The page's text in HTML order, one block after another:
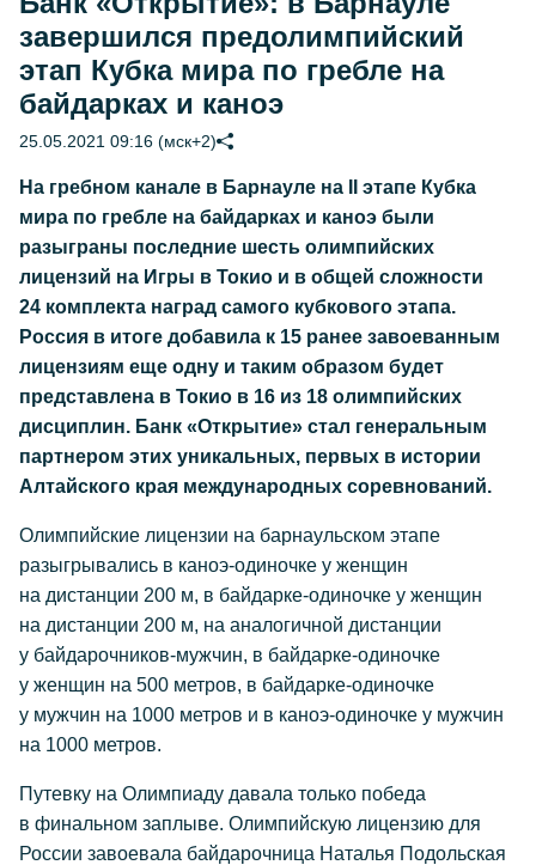
завершился предолимпийский
этап Кубка мира по гребле на
байдарках и каноэ
25.05.2021 09:16 (мск+2)
На гребном канале в Барнауле на II этапе Кубка
мира по гребле на байдарках и каноэ были
разыграны последние шесть олимпийских
лицензий на Игры в Токио и в общей сложности
24 комплекта наград самого кубкового этапа.
Россия в итоге добавила к 15 ранее завоеванным
лицензиям еще одну и таким образом будет
представлена в Токио в 16 из 18 олимпийских
дисциплин. Банк «Открытие» стал генеральным
партнером этих уникальных, первых в истории
Алтайского края международных соревнований.
Олимпийские лицензии на барнаульском этапе
разыгрывались в каноэ-одиночке у женщин
на дистанции 200 м, в байдарке-одиночке у женщин
на дистанции 200 м, на аналогичной дистанции
у байдарочников-мужчин, в байдарке-одиночке
у женщин на 500 метров, в байдарке-одиночке
у мужчин на 1000 метров и в каноэ-одиночке у мужчин
на 1000 метров.
Путевку на Олимпиаду давала только победа
в финальном заплыве. Олимпийскую лицензию для
России завоевала байдарочница Наталья Подольская